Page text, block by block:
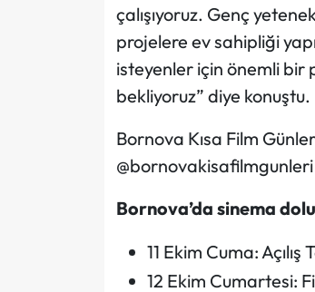
çalışıyoruz. Genç
projelere ev sahipliği
isteyenler için önemli bir
bekliyoruz” diye konuştu.
Bornova Kısa Film
Bornova’da sinema
11 Ekim Cuma:
12 Ekim Cumartesi: